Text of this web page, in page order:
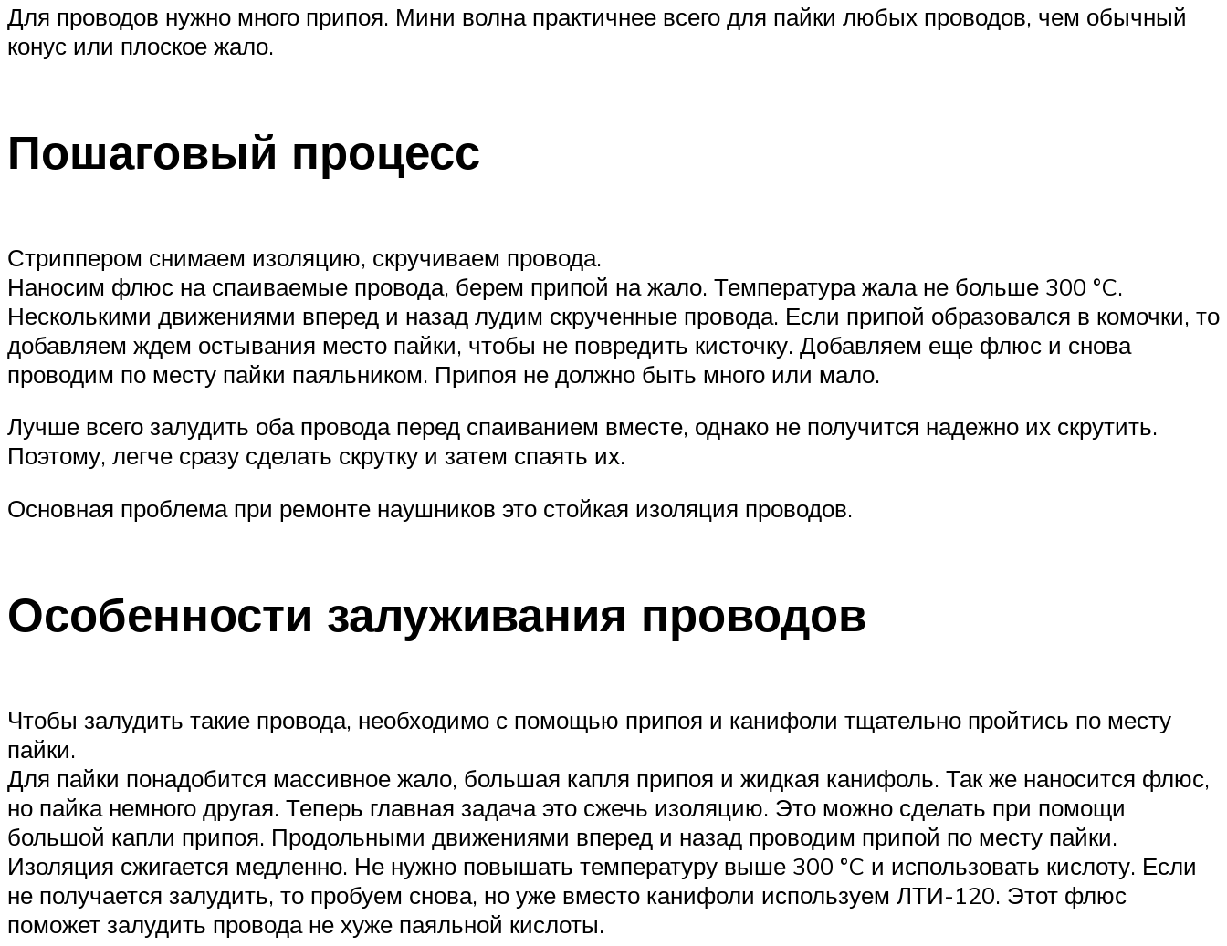
Для проводов нужно много припоя. Мини волна практичнее всего для пайки любых проводов, чем обычный
конус или плоское жало.
Пошаговый процесс
Стриппером снимаем изоляцию, скручиваем провода.
Наносим флюс на спаиваемые провода, берем припой на жало. Температура жала не больше 300 °C.
Несколькими движениями вперед и назад лудим скрученные провода. Если припой образовался в комочки, то
добавляем ждем остывания место пайки, чтобы не повредить кисточку. Добавляем еще флюс и снова
проводим по месту пайки паяльником. Припоя не должно быть много или мало.
Лучше всего залудить оба провода перед спаиванием вместе, однако не получится надежно их скрутить.
Поэтому, легче сразу сделать скрутку и затем спаять их.
Основная проблема при ремонте наушников это стойкая изоляция проводов.
Особенности залуживания проводов
Чтобы залудить такие провода, необходимо с помощью припоя и канифоли тщательно пройтись по месту
пайки.
Для пайки понадобится массивное жало, большая капля припоя и жидкая канифоль. Так же наносится флюс,
но пайка немного другая. Теперь главная задача это сжечь изоляцию. Это можно сделать при помощи
большой капли припоя. Продольными движениями вперед и назад проводим припой по месту пайки.
Изоляция сжигается медленно. Не нужно повышать температуру выше 300 °C и использовать кислоту. Если
не получается залудить, то пробуем снова, но уже вместо канифоли используем ЛТИ-120. Этот флюс
поможет залудить провода не хуже паяльной кислоты.